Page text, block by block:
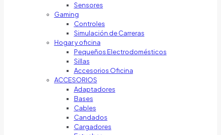
Sensores
Gaming
Controles
Simulación de Carreras
Hogar y oficina
Pequeños Electrodomésticos
Sillas
Accesorios Oficina
ACCESORIOS
Adaptadores
Bases
Cables
Candados
Cargadores